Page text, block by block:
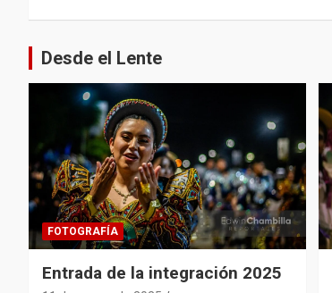
entradas
Desde el Lente
FOTOGRAFÍA
Entrada de la integración 2025